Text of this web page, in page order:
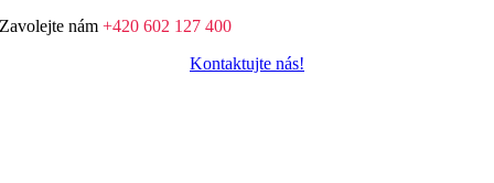
Zavolejte nám+420 602 127 400
Kontaktujte nás!